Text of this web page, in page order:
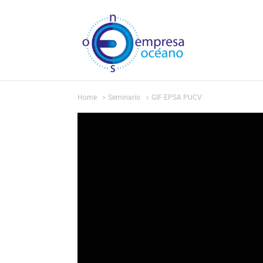
Home Seminario GIF EPSA PUCV